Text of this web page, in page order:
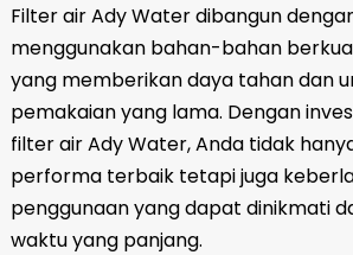
Filter air Ady Water dibangun
menggunakan bahan-bahan
yang memberikan daya tahan dan
pemakaian yang lama. Dengan
filter air Ady Water, Anda tidak
performa terbaik tetapi juga
penggunaan yang dapat dinikmati
waktu yang panjang.